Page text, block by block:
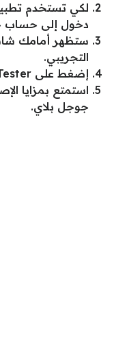
لكي تستخدم
دخول إلى
ستظهر أمامك
التجريبي.
إضغط على Become A Tester.
استمتع بمزايا
جوجل بلاي.